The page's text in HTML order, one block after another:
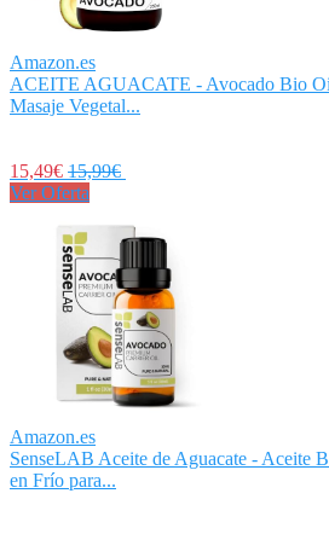
Amazon.es
ACEITE AGUACATE - Avocado Bio
Masaje Vegetal...
15,49€ 15,99€
Ver Oferta
Amazon.es
SenseLAB Aceite de Aguacate - Aceite
en Frío para...